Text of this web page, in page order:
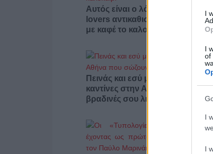
I
I
of
I
I
Αυτός είναι ο λόγος που οι
lovers αντικαθιστούν το μαύρο
με καφέ το καλοκαίρι
Πεινάς και εσύ μετά το ξενύχτι; 5
καντίνες στην Αθήνα που
βραδινές σου λιγούρες